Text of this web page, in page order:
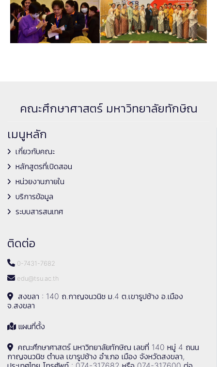
คณะศึกษาศาสตร์ มหาวิทยาลัยทักษิณ
เมนูหลัก
เกี่ยวกับคณะ
หลักสูตรที่เปิดสอน
หน่วยงานภายใน
บริการข้อมูล
ระบบสารสนเทศ
ติดต่อ
0-7431-7682
edu@tsu.ac.th
สงขลา : 140 ถ.กาญจนวนิช ม.4 ต.เขารูปช้าง อ.เมือง
จ.สงขลา
แผนที่ตั้ง
คณะศึกษาศาสตร์ มหาวิทยาลัยทักษิณ เลขที่ 140 หมู่ 4 ถนน
กาญจนวนิช ตำบล เขารูปช้าง อำเภอ เมือง จังหวัดสงขลา,